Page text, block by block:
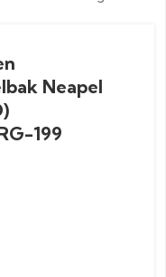
Neapel
199